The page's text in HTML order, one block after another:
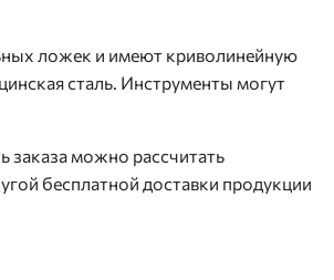
ложек и имеют криволинейную
сталь. Инструменты могут
заказа можно рассчитать
бесплатной доставки продукции